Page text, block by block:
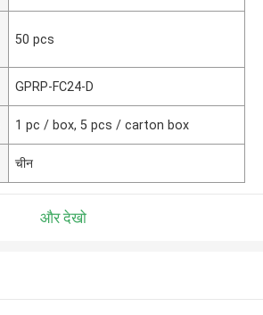
50 pcs
GPRP-FC24-D
1 pc / box, 5 pcs / carton box
चीन
और देखो